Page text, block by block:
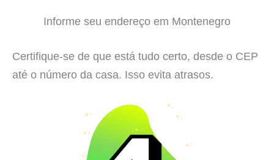
Informe seu endereço em Montenegro
Certifique-se de que está tudo certo, desde o CEP
até o número da casa. Isso evita atrasos.